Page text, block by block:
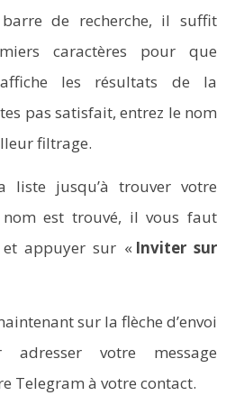
: Top 6 des meilleurs modèles
de recherche, il suffit
caractères pour que
les résultats de la
pas satisfait, entrez le nom
filtrage.
liste jusqu’à trouver votre
est trouvé, il vous faut
appuyer sur « Inviter sur
sur la flèche d’envoi
votre message
Telegram à votre contact.